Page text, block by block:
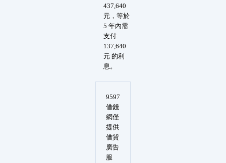
437,640
元，等於
5 年內需
支付
137,640
元 的利
息。
9597
借錢
網僅
提供
借貸
廣告
服